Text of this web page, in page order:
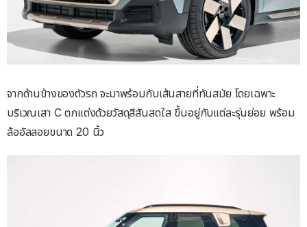
จากด้านข้างของตัวรถ จะมาพร้อมกับเส้นสายที่ทันสมัย โดยเฉพาะ
บริเวณเสา C ตกแต่งด้วยวัสดุสีสันสดใส ขึ้นอยู่กับแต่ละรุ่นย่อย พร้อม
ล้ออัลลอยขนาด 20 นิ้ว